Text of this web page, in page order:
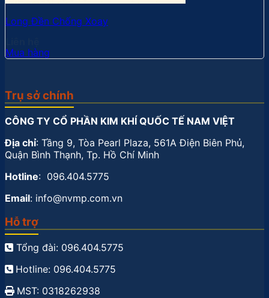
Long Đền Chống Xoay
Mua hàng
Trụ sở chính
CÔNG TY CỔ PHẦN KIM KHÍ QUỐC TẾ NAM VIỆT
Địa chỉ: Tầng 9, Tòa Pearl Plaza, 561A Điện Biên Phủ,
Quận Bình Thạnh, Tp. Hồ Chí Minh
Hotline: 096.404.5775
Email: info@nvmp.com.vn
Hỗ trợ
Tổng đài: 096.404.5775
Hotline: 096.404.5775
MST: 0318262938